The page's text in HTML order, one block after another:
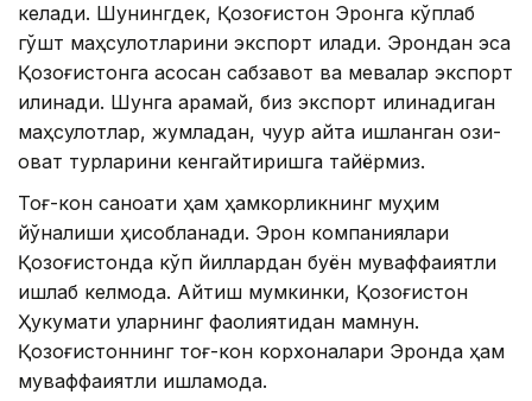
келади. Шунингдек, Қозоғистон Эронга кўплаб
гўшт маҳсулотларини экспорт қилади. Эрондан эса
Қозоғистонга асосан сабзавот ва мевалар экспорт
қилинади. Шунга қарамай, биз экспорт қилинадиган
маҳсулотлар, жумладан, чуқур қайта ишланган озиқ-
овқат турларини кенгайтиришга тайёрмиз.
Тоғ-кон саноати ҳам ҳамкорликнинг муҳим
йўналиши ҳисобланади. Эрон компаниялари
Қозоғистонда кўп йиллардан буён муваффақиятли
ишлаб келмоқда. Айтиш мумкинки, Қозоғистон
Ҳукумати уларнинг фаолиятидан мамнун.
Қозоғистоннинг тоғ-кон корхоналари Эронда ҳам
муваффақиятли ишламоқда.